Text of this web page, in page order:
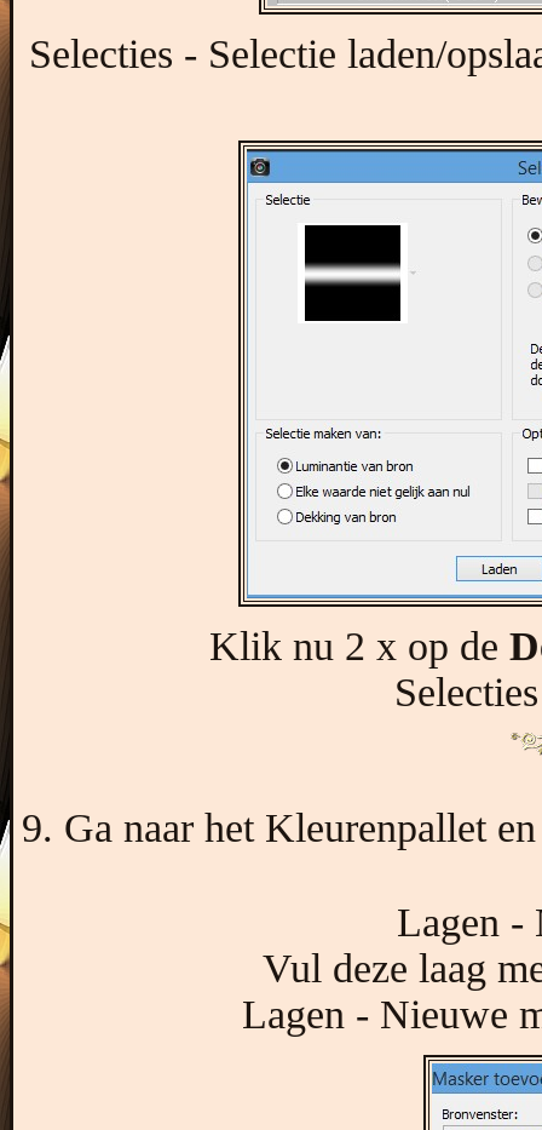
Selecties - Selectie laden/
Klik nu 2 x op de
9. Ga naar het Kleurenpallet
Lagen -
Vul deze laag
Lagen - Nieuwe